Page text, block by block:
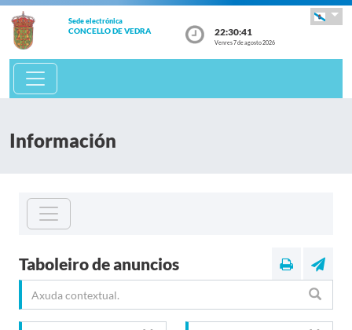
Sede electrónica
CONCELLO DE VEDRA 22:30:41
Venres 7 de agosto 2026
Información
Taboleiro de anuncios